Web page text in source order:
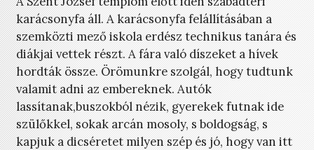
karácsonyfa áll. A karácsonyfa felállításában a
szemközti mező iskola erdész technikus tanára és
diákjai vettek részt. A fára való díszeket a hívek
hordták össze. Örömunkre szolgál, hogy tudtunk
valamit adni az embereknek. Autók
lassítanak,buszokból nézik, gyerekek futnak ide
szülőkkel, sokak arcán mosoly, s boldogság, s
kapjuk a dicséretet milyen szép és jó, hogy van itt